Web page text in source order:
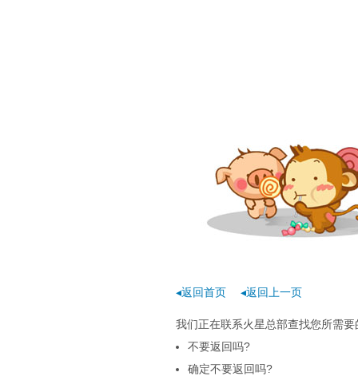
◂返回首页 ◂返回上一页
我们正在联系火星总部查找您所需
不要返回吗?
确定不要返回吗?